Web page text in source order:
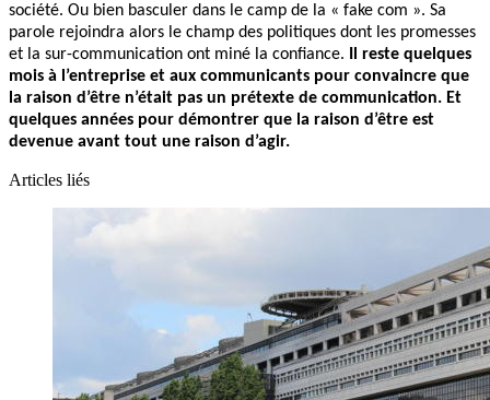
société. Ou bien basculer dans le camp de la « fake com ». Sa
parole rejoindra alors le champ des politiques dont les promesses
et la sur-communication ont miné la confiance.
Il reste quelques
mois à l’entreprise et aux communicants pour convaincre que
la raison d’être n’était pas un prétexte de communication. Et
quelques années pour démontrer que la raison d’être est
devenue avant tout une raison d’agir.
Articles liés